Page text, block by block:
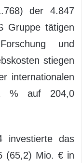
der 4.847
Gruppe tätigen
und
stiegen
internationalen
% auf 204,0
investierte das
(65,2) Mio. € in